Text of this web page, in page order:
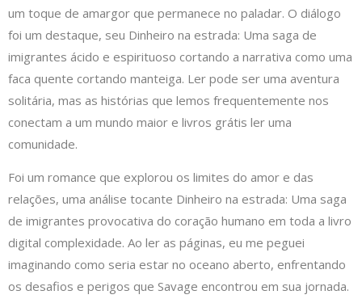
um toque de amargor que permanece no paladar. O diálogo
foi um destaque, seu Dinheiro na estrada: Uma saga de
imigrantes ácido e espirituoso cortando a narrativa como uma
faca quente cortando manteiga. Ler pode ser uma aventura
solitária, mas as histórias que lemos frequentemente nos
conectam a um mundo maior e livros grátis ler uma
comunidade.
Foi um romance que explorou os limites do amor e das
relações, uma análise tocante Dinheiro na estrada: Uma saga
de imigrantes provocativa do coração humano em toda a livro
digital complexidade. Ao ler as páginas, eu me peguei
imaginando como seria estar no oceano aberto, enfrentando
os desafios e perigos que Savage encontrou em sua jornada.